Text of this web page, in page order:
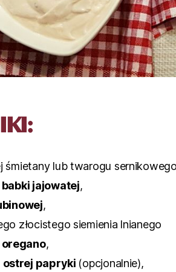
śmietany lub twarogu
babki jajowatej,
,
złocistego siemienia lnianego
oregano,
ostrej papryki (opcjonalnie),